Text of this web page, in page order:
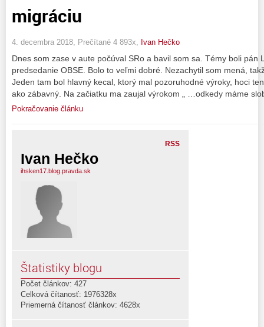
migráciu
4. decembra 2018, Prečítané 4 893x, Ivan Hečko
Dnes som zase v aute počúval SRo a bavil som sa. Témy boli pán
predsedanie OBSE. Bolo to veľmi dobré. Nezachytil som mená,
Jeden tam bol hlavný kecal, ktorý mal pozoruhodné výroky, hoci
ako zábavný. Na začiatku ma zaujal výrokom „ …odkedy máme
Pokračovanie článku
RSS
Ivan Hečko
ihsken17.blog.pravda.sk
Štatistiky blogu
Počet článkov: 427
Celková čítanosť: 1976328x
Priemerná čítanosť článkov: 4628x